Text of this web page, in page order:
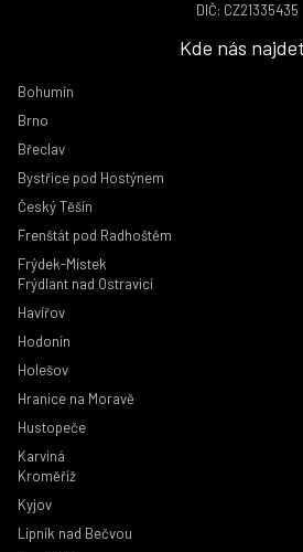
DIČ: CZ21335435
Kde nás
Bohumín
Brno
Břeclav
Bystřice pod Hostýnem
Český Těšín
Frenštát pod Radhoštěm
Frýdek-Místek
Frýdlant nad Ostravicí
Havířov
Hodonín
Holešov
Hranice na Moravě
Hustopeče
Karviná
Kroměříž
Kyjov
Lipník nad Bečvou